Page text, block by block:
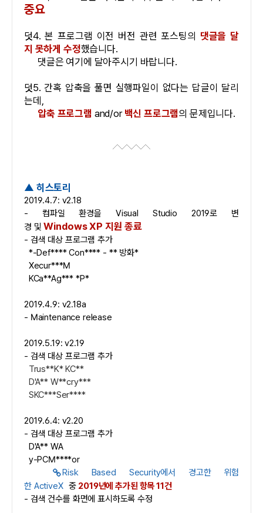
중요
덧4. 본 프로그램 이전 버전 관련 포스팅의 댓글을 달
지 못하게 수정했습니다.
댓글은 여기에 달아주시기 바랍니다.
덧5. 간혹 압축을 풀면 실행파일이 없다는 답글이 달리
는데,
압축 프로그램 and/or 백신 프로그램의 문제입니다.
▲ 히스토리
2019.4.7: v2.18
- 컴파일 환경을 Visual Studio 2019로 변
경 및Windows XP 지원 종료
- 검색 대상 프로그램 추가
*-Def**** Con**** - ** 방화*
Xecur***M
KCa**Ag*** *P*
2019.4.9: v2.18a
- Maintenance release
2019.5.19: v2.19
- 검색 대상 프로그램 추가
Trus**K* KC**
D'A** W**cry***
SKC***Ser****
2019.6.4: v2.20
- 검색 대상 프로그램 추가
D'A** WA
y-PCM****or
Risk Based Security에서 경고한 위험
한 ActiveX 중 2019년에 추가된 항목 11건
- 검색 건수를 화면에 표시하도록 수정